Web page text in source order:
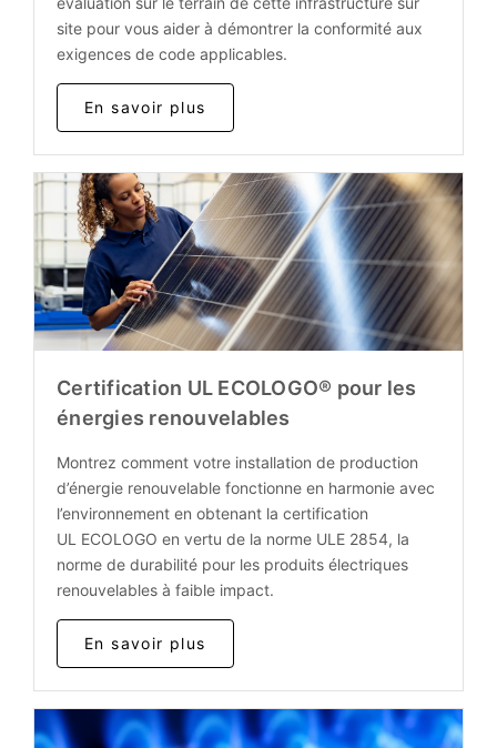
site pour vous aider à démontrer la conformité aux
exigences de code applicables.
En savoir plus
Certification UL ECOLOGO® pour les
énergies renouvelables
Montrez comment votre installation de production
d’énergie renouvelable fonctionne en harmonie avec
l’environnement en obtenant la certification
UL ECOLOGO en vertu de la norme ULE 2854, la
norme de durabilité pour les produits électriques
renouvelables à faible impact.
En savoir plus